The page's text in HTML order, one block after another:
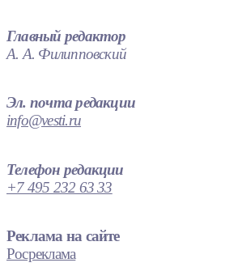
Главный редактор
А. А. Филипповский
Эл. почта редакции
info@vesti.ru
Телефон редакции
+7 495 232 63 33
Реклама на сайте
Росреклама